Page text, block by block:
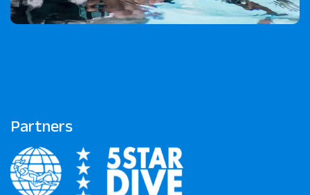
Partners